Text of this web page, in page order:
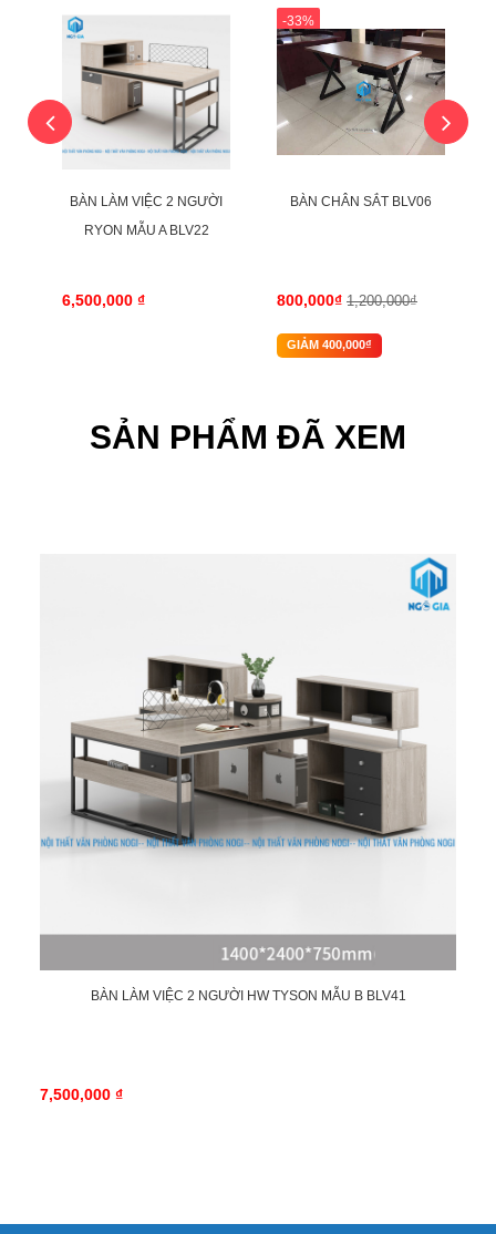
BÀN LÀM VIỆC 2 NGƯỜI
RYON MẪU A BLV22
6,500,000 ₫
-33%
BÀN CHÂN SẮT BLV06
800,000₫ 1,200,000₫
GIẢM 400,000₫
SẢN PHẨM ĐÃ XEM
BÀN LÀM VIỆC 2 NGƯỜI HW TYSON MẪU B BLV41
7,500,000 ₫